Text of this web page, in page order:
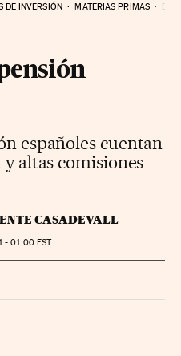
DE INVERSIÓN MATERIAS PRIMAS
españoles cuentan
altas comisiones
CASADEVALL
- 01:00EST
Sociales